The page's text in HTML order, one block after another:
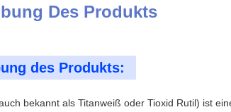
Des Produkts
des Produkts:
bekannt als Titanweiß oder Tioxid Rutil) ist